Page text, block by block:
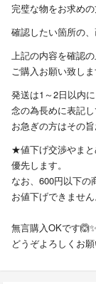
完璧な物をお求め
確認したい箇所の
上記の内容を確認
ご購入お願い致し
発送は1～2日以内に
念の為長めに表記し
お急ぎの方はその
★値下げ交渉やまと
優先します。
なお、600円以下の
お値下げできません
無言購入OKです🙆✨
どうぞよろしくお